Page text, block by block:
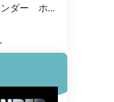
ムゲーム会場